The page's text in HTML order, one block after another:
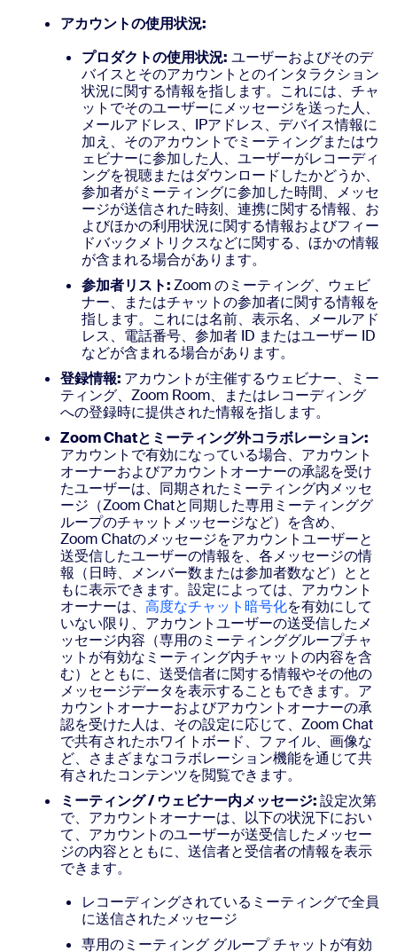
アカウントの使用状況:
プロダクトの使用状況: ユーザーおよびそのデ
バイスとそのアカウントとのインタラクション
状況に関する情報を指します。これには、チャ
ットでそのユーザーにメッセージを送った人、
メールアドレス、IPアドレス、デバイス情報に
加え、そのアカウントでミーティングまたはウ
ェビナーに参加した人、ユーザーがレコーディ
ングを視聴またはダウンロードしたかどうか、
参加者がミーティングに参加した時間、メッセ
ージが送信された時刻、連携に関する情報、お
よびほかの利用状況に関する情報およびフィー
ドバックメトリクスなどに関する、ほかの情報
が含まれる場合があります。
参加者リスト:Zoom のミーティング、ウェビ
ナー、またはチャットの参加者に関する情報を
指します。これには名前、表示名、メールアド
レス、電話番号、参加者 ID またはユーザー ID
などが含まれる場合があります。
登録情報: アカウントが主催するウェビナー、ミー
ティング、Zoom Room、またはレコーディング
への登録時に提供された情報を指します。
Zoom Chatとミーティング外コラボレーション:
アカウントで有効になっている場合、アカウント
オーナーおよびアカウントオーナーの承認を受け
たユーザーは、同期されたミーティング内メッセ
ージ（Zoom Chatと同期した専用ミーティンググ
ループのチャットメッセージなど）を含め、
Zoom Chatのメッセージをアカウントユーザーと
送受信したユーザーの情報を、各メッセージの情
報（日時、メンバー数または参加者数など）とと
もに表示できます。設定によっては、アカウント
オーナーは、 高度なチャット暗号化を有効にして
いない限り、アカウントユーザーの送受信したメ
ッセージ内容（専用のミーティンググループチャ
ットが有効なミーティング内チャットの内容を含
む）とともに、送受信者に関する情報やその他の
メッセージデータを表示することもできます。ア
カウントオーナーおよびアカウントオーナーの承
認を受けた人は、その設定に応じて、Zoom Chat
で共有されたホワイトボード、ファイル、画像な
ど、さまざまなコラボレーション機能を通じて共
有されたコンテンツを閲覧できます。
ミーティング / ウェビナー内メッセージ:設定次第
で、アカウントオーナーは、以下の状況下におい
て、アカウントのユーザーが送受信したメッセー
ジの内容とともに、送信者と受信者の情報を表示
できます。
レコーディングされているミーティングで全員
に送信されたメッセージ
専用のミーティング グループ チャットが有効